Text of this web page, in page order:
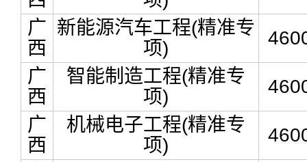
广
西
新能源汽车工程(精准专
项)
广
西
智能制造工程(精准专
项)
广
西
机械电子工程(精准专
项)